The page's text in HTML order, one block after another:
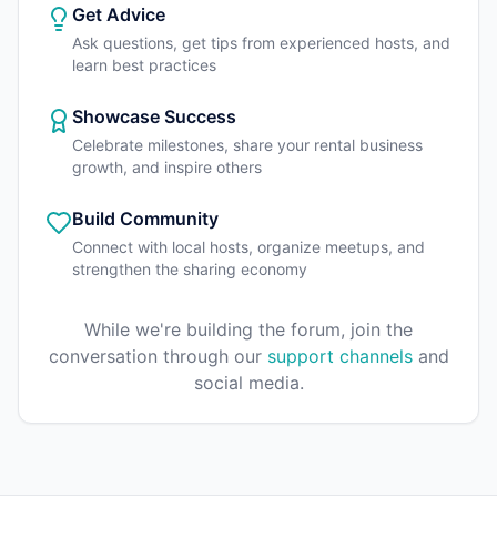
Get Advice
Ask questions, get tips from experienced hosts, and
learn best practices
Showcase Success
Celebrate milestones, share your rental business
growth, and inspire others
Build Community
Connect with local hosts, organize meetups, and
strengthen the sharing economy
While we're building the forum, join the
conversation through our support channels and
social media.